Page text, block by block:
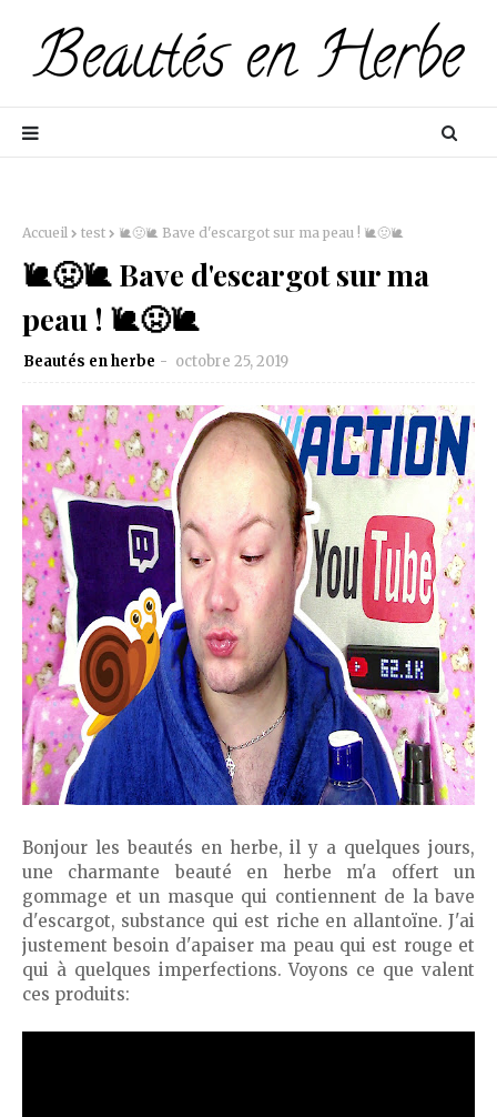
Accueil test 🐌🤢🐌 Bave d'escargot sur ma peau ! 🐌🤢🐌
🐌🤢🐌 Bave d'escargot sur ma
peau ! 🐌🤢🐌
Beautés en herbe octobre 25, 2019
Bonjour les beautés en herbe, il y a quelques jours,
une charmante beauté en herbe m'a offert un
gommage et un masque qui contiennent de la bave
d'escargot, substance qui est riche en allantoïne. J'ai
justement besoin d'apaiser ma peau qui est rouge et
qui à quelques imperfections. Voyons ce que valent
ces produits: